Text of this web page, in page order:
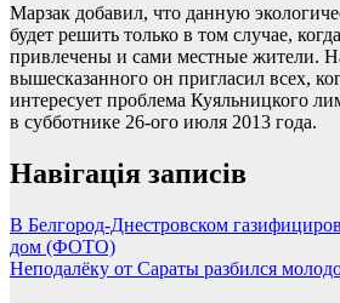
Марзак добавил, что данную
будет решить только в том случае,
привлечены и сами местные жители.
вышесказанного он пригласил всех,
интересует проблема Куяльницкого
в субботнике 26-ого июля 2013 года.
Навігація записів
В Белгород-Днестровском
дом (ФОТО)
Неподалёку от Сараты разбился